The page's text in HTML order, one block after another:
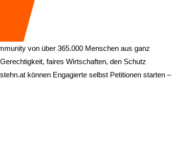
von über 365.000 Menschen aus ganz
faires Wirtschaften, den Schutz
können Engagierte selbst Petitionen starten –